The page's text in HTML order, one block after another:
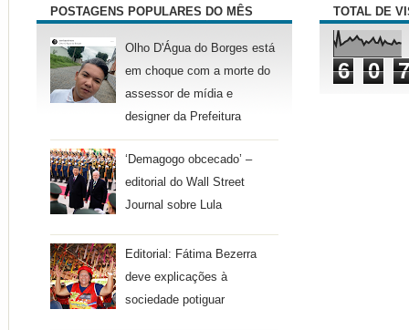
POSTAGENS POPULARES DO MÊS
Olho D'Água do Borges está
em choque com a morte do
assessor de mídia e
designer da Prefeitura
‘Demagogo obcecado’ –
editorial do Wall Street
Journal sobre Lula
Editorial: Fátima Bezerra
deve explicações à
sociedade potiguar
TOTAL DE
6 0 7